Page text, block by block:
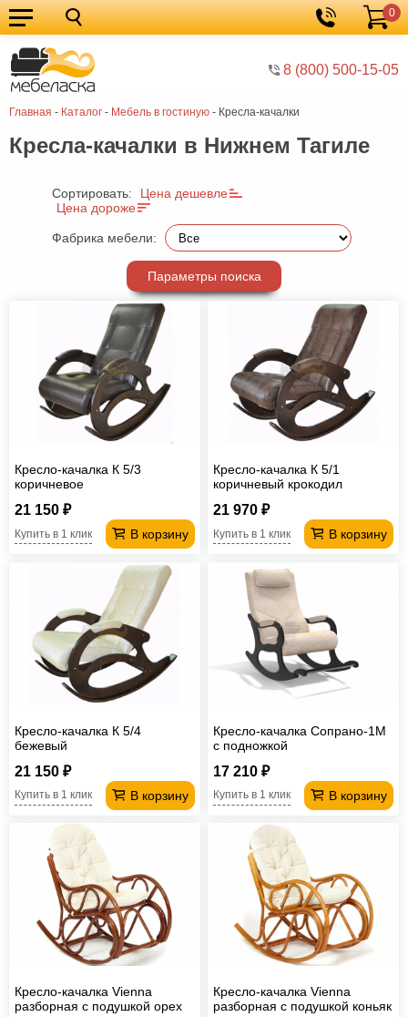
8 (800) 500-15-05
Корзина
0
Главная - Каталог - Мебель в гостиную - Кресла-качалки
Кухонные
гарнитуры
Мебель
для
кухни
Мебель
для
спальни
Кровати
Шкафы
Детская
прихожей
Комоды
Офисная
под
компьютер
Мебель
для
ванной
Мебель
трансформер
Матрасы
ротанга
Садовая
мебель
Косметологическое
оборудование
Кресла-качалки в Нижнем Тагиле
Сортировать:
Цена дешевле
Цена дороже
Фабрика мебели:
Параметры поиска
Кресло-качалка К 5/3
коричневое
21 150 ₽
В корзину
Купить в 1 клик
Кресло-качалка К 5/1
коричневый крокодил
21 970 ₽
В корзину
Купить в 1 клик
Кресло-качалка К 5/4
бежевый
21 150 ₽
В корзину
Купить в 1 клик
Кресло-качалка Сопрано-1М
с подножкой
17 210 ₽
В корзину
Купить в 1 клик
Кресло-качалка Vienna
разборная с подушкой орех
Кресло-качалка Vienna
разборная с подушкой коньяк